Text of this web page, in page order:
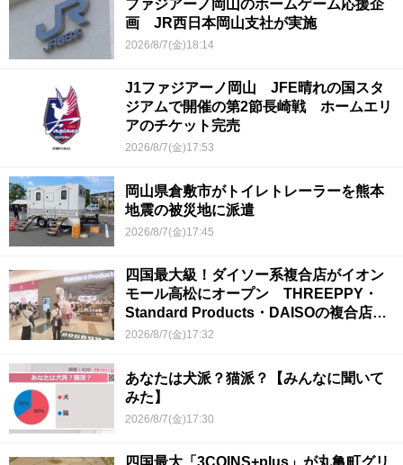
ファジアーノ岡山のホームゲーム応援企
画 JR西日本岡山支社が実施
2026/8/7(金)18:14
J1ファジアーノ岡山 JFE晴れの国スタ
ジアムで開催の第2節長崎戦 ホームエリ
アのチケット完売
2026/8/7(金)17:53
岡山県倉敷市がトイレトレーラーを熊本
地震の被災地に派遣
2026/8/7(金)17:45
四国最大級！ダイソー系複合店がイオン
モール高松にオープン THREEPPY・
Standard Products・DAISOの複合店は
香川県初
2026/8/7(金)17:32
あなたは犬派？猫派？【みんなに聞いて
みた】
2026/8/7(金)17:30
四国最大「3COINS+plus」が丸亀町グリ